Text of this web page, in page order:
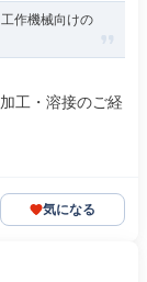
作機械向けの
工・溶接のご経
気になる